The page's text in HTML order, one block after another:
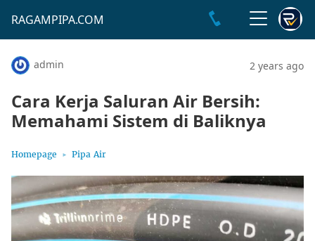
RAGAMPIPA.COM
admin 2 years ago
Cara Kerja Saluran Air Bersih:
Memahami Sistem di Baliknya
Homepage Pipa Air